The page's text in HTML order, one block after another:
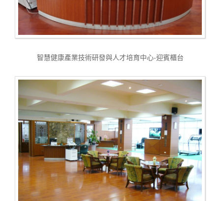
智慧健康產業技術研發與人才培育中心-迎賓櫃台